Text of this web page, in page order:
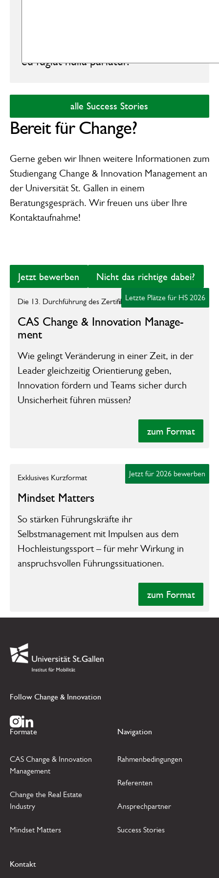
eu fugiat nulla pariatur.
Heading 1
Heading 2
Heading 3
Heading 5
Lorem ipsum dolor sit amet, consectetur
adipiscing elit, sed do eiusmod tempor
Ut enim ad minim veniam, quis nostrud
exercitation ullamco laboris nisi ut aliquip ex
ea commodo consequat. Duis aute irure
dolor in reprehenderit in voluptate velit esse
cillum dolore eu fugiat nulla pariatur.
Ordered list
Item 1
Item 2
Item 3
Unordered list
Text link
Bold text
Emphasis
Superscript
Subscript
alle Success Stories
alle Success Stories
Bereit für Change?
Gerne geben wir Ihnen weitere Informationen zum
Studiengang Change & Innovation Managementan
der Universität St. Gallen in einem
Beratungsgespräch. Wir freuen uns über Ihre
Kontaktaufnahme!
Jetzt bewerben
Jetzt bewerben
Nicht das richtige
Nicht das richtige dabei?
Letzte Plätze für HS 2026
Die 13. Durchführung des Zertifikatsstudiengangs
CAS Change &­ ​­­Inno­vation Manage­
ment­
Wie gelingt Veränderung in einer Zeit, in der
Leader gleichzeitig Orientierung geben,
Innovation fördern und Teams sicher durch
Unsicherheit führen müssen?
zum Format
Jetzt für 2026 bewerben
Exklusives Kurzformat
Mindset Matters
So stärken Führungskräfte ihr
Selbstmanagement mit Impulsen aus dem
Hochleistungssport – für mehr Wirkung in
anspruchsvollen Führungssituationen.
zum Format
Link zur Startseite
Follow Change & Innovation
Zur Instagram Seite
Zur LinkedIn Seite
Formate
CAS Change & Innovation
Management
Change the Real Estate
Industry
Mindset Matters
Navigation
Rahmenbedingungen
Referenten
Ansprechpartner
Success Stories
Kontakt